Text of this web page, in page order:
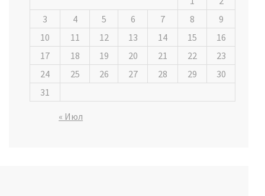
3
4 5 6 7 8
9
10
11 12 13 14 15
16
17
18 19 20 21 22
23
24
25 26 27 28 29
30
31
« Июл